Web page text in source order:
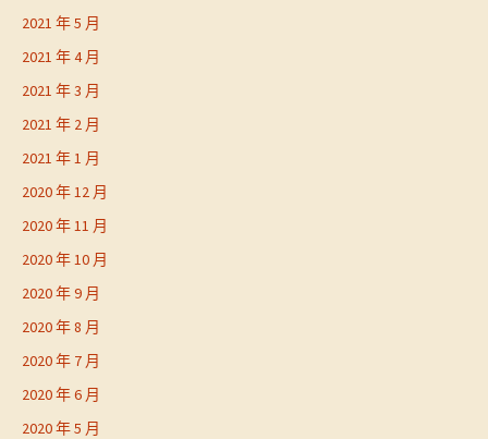
2021 年 5 月
2021 年 4 月
2021 年 3 月
2021 年 2 月
2021 年 1 月
2020 年 12 月
2020 年 11 月
2020 年 10 月
2020 年 9 月
2020 年 8 月
2020 年 7 月
2020 年 6 月
2020 年 5 月